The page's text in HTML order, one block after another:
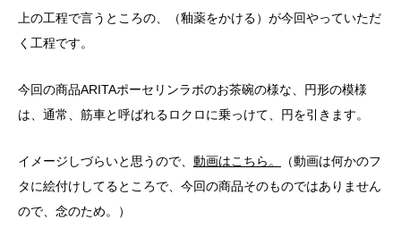
上の工程で言うところの、（釉薬をかける）が今回やっていただ
く工程です。
今回の商品ARITAポーセリンラボのお茶碗の様な、円形の模様
は、通常、筋車と呼ばれるロクロに乗っけて、円を引きます。
イメージしづらいと思うので、 動画はこちら。
（動画は何かのフ
タに絵付けしてるところで、今回の商品そのものではありません
ので、念のため。）